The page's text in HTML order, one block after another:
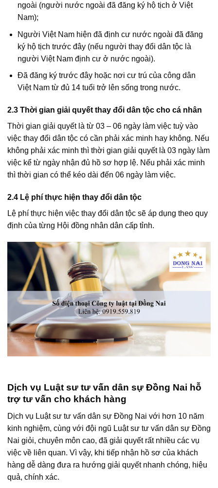
ngoài (người nước ngoài đã đăng ký hộ tịch ở Việt
Nam);
Người Việt Nam hiện đã định cư nước ngoài đã đăng
ký hộ tịch trước đây (nếu người thay đổi dân tộc là
người Việt Nam định cư ở nước ngoài).
Đã đăng ký trước đây hoặc nơi cư trú của công dân
Việt Nam từ đủ 14 tuổi trở lên sống trong nước.
2.3 Thời gian giải quyết thay đổi dân tộc cho cá nhân
Thời gian giải quyết là từ 03 – 06 ngày làm việc tuỳ vào
việc thay đổi dân tộc có cần phải xác minh hay không. Nếu
không phải xác minh thì thời gian giải quyết là 03 ngày làm
việc kể từ ngày nhận đủ hồ sơ hợp lệ. Nếu phải xác minh
thì thời gian có thể kéo dài đến 06 ngày làm việc.
2.4 Lệ phí thực hiện thay đổi dân tộc
Lệ phí thực hiện việc thay đổi dân tộc sẽ áp dụng theo quy
định của từng Hội đồng nhân dân cấp tỉnh.
Dịch vụ Luật sư tư vấn dân sự Đồng Nai hỗ
trợ tư vấn cho khách hàng
Dịch vụ Luật sư tư vấn dân sự Đồng Nai với hơn 10 năm
kinh nghiệm, cùng với đội ngũ Luật sư tư vấn dân sự Đồng
Nai giỏi, chuyên môn cao, đã giải quyết rất nhiều các vụ
việc về liên quan. Vì vậy, khi tiếp nhận hồ sơ của khách
hàng dễ dàng đưa ra hướng giải quyết nhanh chóng, hiệu
quả, chính xác.